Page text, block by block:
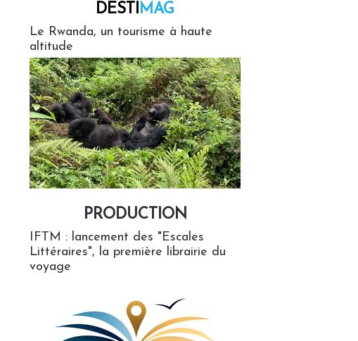
DESTIMAG
Le Rwanda, un tourisme à haute
altitude
PRODUCTION
IFTM : lancement des "Escales
Littéraires", la première librairie du
voyage